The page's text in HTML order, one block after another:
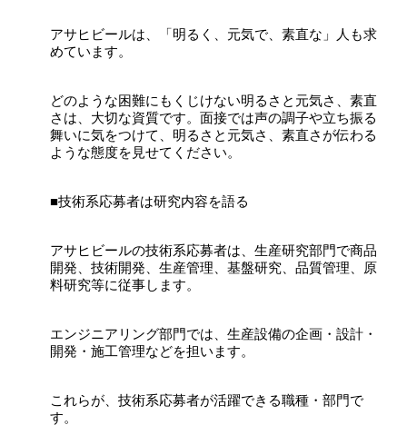
アサヒビールは、「明るく、元気で、素直な」人も求
めています。
どのような困難にもくじけない明るさと元気さ、素直
さは、大切な資質です。面接では声の調子や立ち振る
舞いに気をつけて、明るさと元気さ、素直さが伝わる
ような態度を見せてください。
■技術系応募者は研究内容を語る
アサヒビールの技術系応募者は、生産研究部門で商品
開発、技術開発、生産管理、基盤研究、品質管理、原
料研究等に従事します。
エンジニアリング部門では、生産設備の企画・設計・
開発・施工管理などを担います。
これらが、技術系応募者が活躍できる職種・部門で
す。